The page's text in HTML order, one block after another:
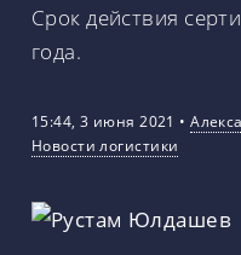
Срок действия
года.
15:44, 3 июня 2021 •
Новости логистики